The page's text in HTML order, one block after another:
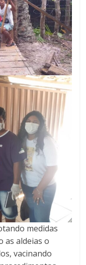
medidas
as aldeias o
vacinando